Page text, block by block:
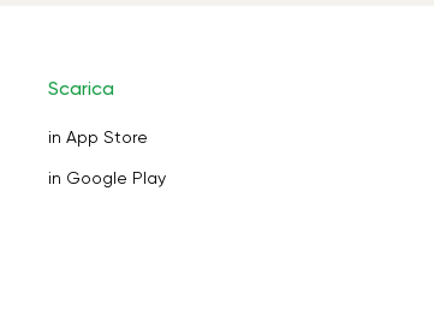
Scarica
in App Store
in Google Play